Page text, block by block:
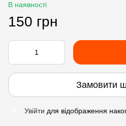
В наявності
150 грн
Замовити
Увійти для відображення